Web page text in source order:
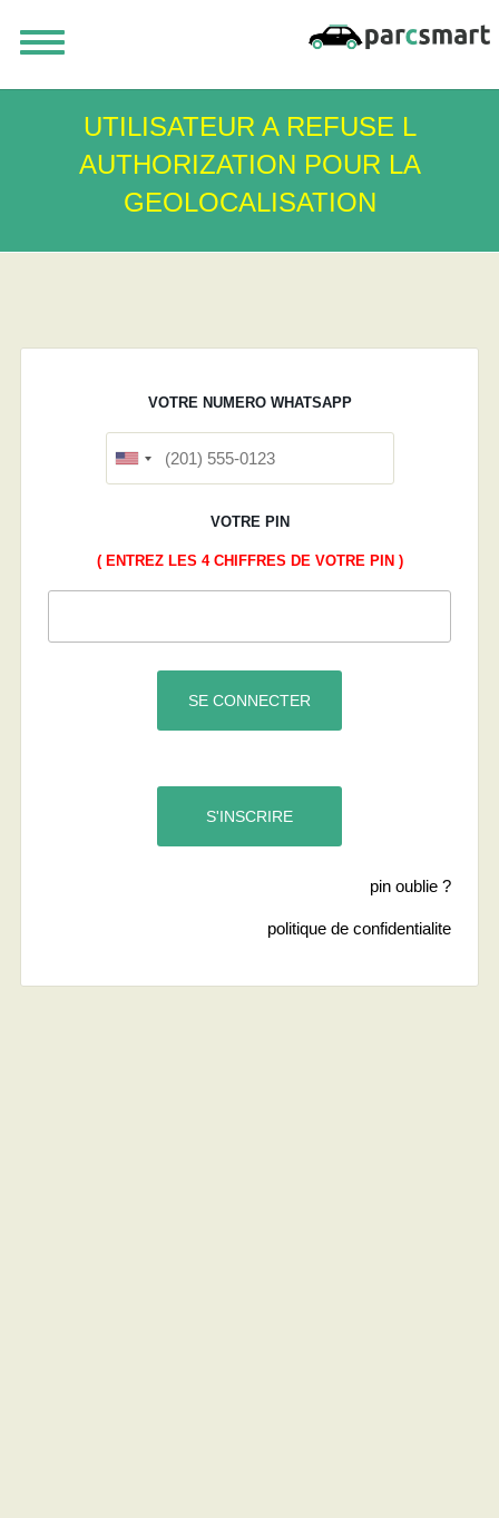
UTILISATEUR A REFUSE L
AUTHORIZATION POUR LA
GEOLOCALISATION
VOTRE NUMERO WHATSAPP
VOTRE PIN
( ENTREZ LES 4 CHIFFRES DE VOTRE PIN )
pin oublie ?
politique de confidentialite